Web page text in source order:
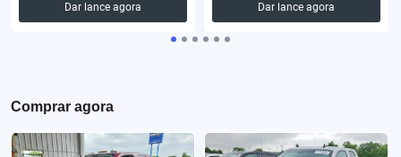
Dar lance agora
Dar lance agora
Comprar agora